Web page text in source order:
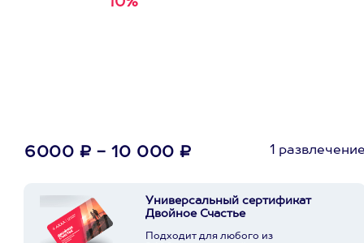
6000 ₽ - 10 000 ₽ 1
Универсальный сертификат
Двойное Счастье
Подходит для любого из